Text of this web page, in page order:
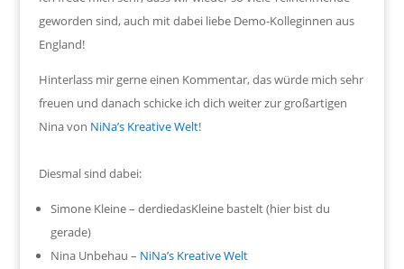
geworden sind, auch mit dabei liebe Demo-Kolleginnen aus
England!
Hinterlass mir gerne einen Kommentar, das würde mich sehr
freuen und danach schicke ich dich weiter zur großartigen
Nina von NiNa’s Kreative Welt!
Diesmal sind dabei:
Simone Kleine – derdiedasKleine bastelt (hier bist du
gerade)
Nina Unbehau – NiNa’s Kreative Welt